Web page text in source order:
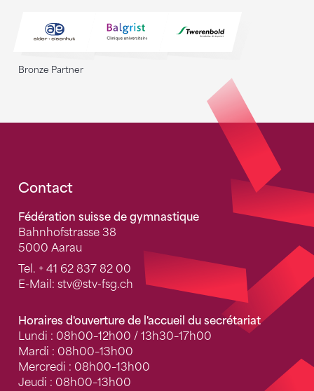
Bronze Partner
Fusszeile
Contact
Fédération suisse de gymnastique
Bahnhofstrasse 38
5000 Aarau
Tel. + 41 62 837 82 00
E-Mail: stv@stv-fsg.ch
Horaires d'ouverture de l'accueil du secrétariat
Lundi : 08h00–12h00 / 13h30–17h00
Mardi : 08h00–13h00
Mercredi : 08h00–13h00
Jeudi : 08h00–13h00